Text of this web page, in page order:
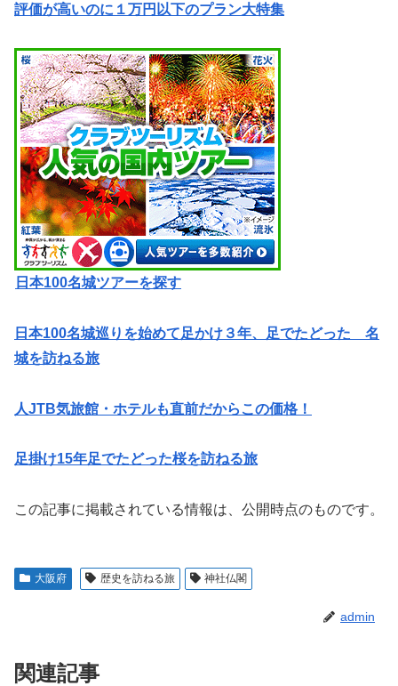
評価が高いのに１万円以下のプラン大特集
日本100名城ツアーを探す
日本100名城巡りを始めて足かけ３年、足でたどった 名
城を訪ねる旅
人JTB気旅館・ホテルも直前だからこの価格！
足掛け15年足でたどった桜を訪ねる旅
この記事に掲載されている情報は、公開時点のものです。
大阪府 歴史を訪ねる旅 神社仏閣
admin
関連記事